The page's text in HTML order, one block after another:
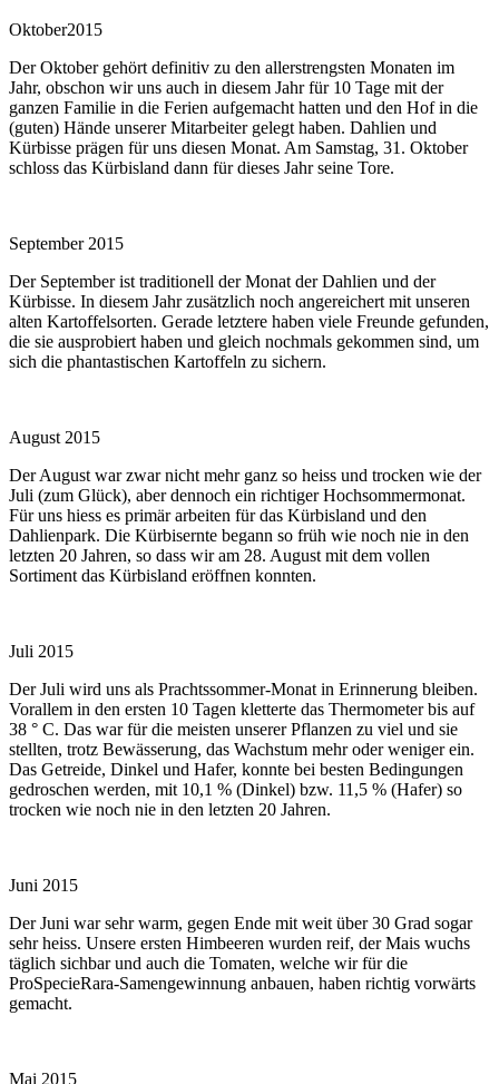
Oktober2015
Der Oktober gehört definitiv zu den allerstrengsten Monaten im
Jahr, obschon wir uns auch in diesem Jahr für 10 Tage mit der
ganzen Familie in die Ferien aufgemacht hatten und den Hof in die
(guten) Hände unserer Mitarbeiter gelegt haben. Dahlien und
Kürbisse prägen für uns diesen Monat. Am Samstag, 31. Oktober
schloss das Kürbisland dann für dieses Jahr seine Tore.
September 2015
Der September ist traditionell der Monat der Dahlien und der
Kürbisse. In diesem Jahr zusätzlich noch angereichert mit unseren
alten Kartoffelsorten. Gerade letztere haben viele Freunde gefunden,
die sie ausprobiert haben und gleich nochmals gekommen sind, um
sich die phantastischen Kartoffeln zu sichern.
August 2015
Der August war zwar nicht mehr ganz so heiss und trocken wie der
Juli (zum Glück), aber dennoch ein richtiger Hochsommermonat.
Für uns hiess es primär arbeiten für das Kürbisland und den
Dahlienpark. Die Kürbisernte begann so früh wie noch nie in den
letzten 20 Jahren, so dass wir am 28. August mit dem vollen
Sortiment das Kürbisland eröffnen konnten.
Juli 2015
Der Juli wird uns als Prachtssommer-Monat in Erinnerung bleiben.
Vorallem in den ersten 10 Tagen kletterte das Thermometer bis auf
38 ° C. Das war für die meisten unserer Pflanzen zu viel und sie
stellten, trotz Bewässerung, das Wachstum mehr oder weniger ein.
Das Getreide, Dinkel und Hafer, konnte bei besten Bedingungen
gedroschen werden, mit 10,1 % (Dinkel) bzw. 11,5 % (Hafer) so
trocken wie noch nie in den letzten 20 Jahren.
Juni 2015
Der Juni war sehr warm, gegen Ende mit weit über 30 Grad sogar
sehr heiss. Unsere ersten Himbeeren wurden reif, der Mais wuchs
täglich sichbar und auch die Tomaten, welche wir für die
ProSpecieRara-Samengewinnung anbauen, haben richtig vorwärts
gemacht.
Mai 2015